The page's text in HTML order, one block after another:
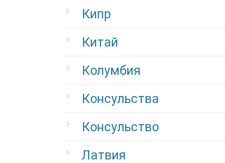
Кипр
Китай
Колумбия
Консульства
Консульство
Латвия